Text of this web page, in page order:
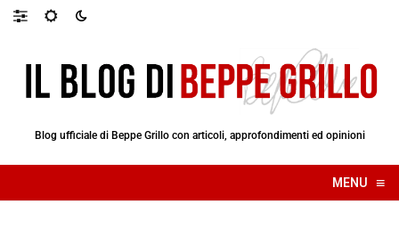
Blog ufficiale di Beppe Grillo con articoli, approfondimenti ed opinioni
MENU ≡
☰